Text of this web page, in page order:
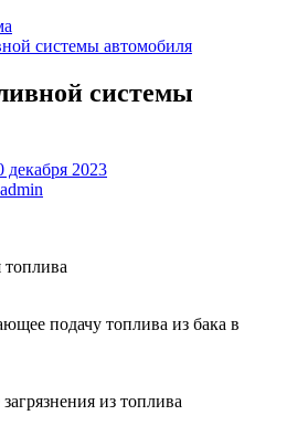
системы автомобиля
системы
декабря 2023
топлива
подачу топлива из бака в
из топлива